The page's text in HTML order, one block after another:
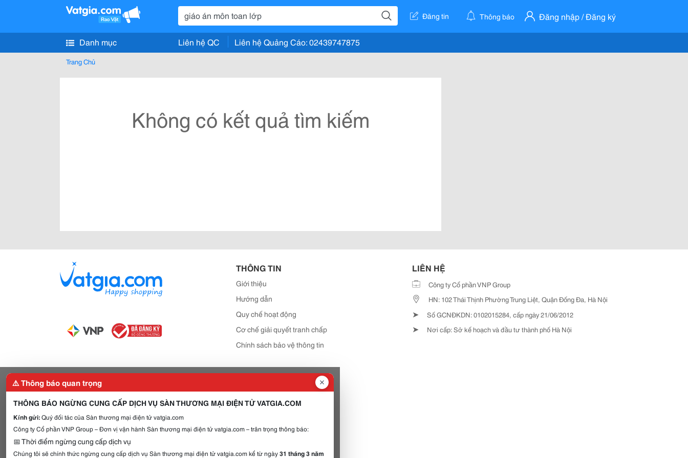
Đăng tin Thông báo Đăng nhập / Đăng ký
Danh mục Liên hệ QC Liên hệ Quảng Cáo: 02439747875
Trang Chủ
Không có kết quả tìm kiếm
THÔNG TIN
Giới thiệu
Hướng dẫn
Quy chế hoạt động
Cơ chế giải quyết tranh chấp
Chính sách bảo vệ thông tin
LIÊN HỆ
Công ty Cổ phần VNP Group
HN: 102 Thái Thịnh Phường Trung Liệt, Quận Đống Đa, Hà Nội
➤ Số GCNĐKDN: 0102015284, cấp ngày 21/06/2012
➤ Nơi cấp: Sở kế hoạch và đầu tư thành phố Hà Nội
⚠️ Thông báo quan trọng
THÔNG BÁO NGỪNG CUNG CẤP DỊCH VỤ SÀN THƯƠNG MẠI ĐIỆN TỬ VATGIA.COM
Kính gửi:Quý đối tác của Sàn thương mại điện tử vatgia.com
Công ty Cổ phần VNP Group – Đơn vị vận hành Sàn thương mại điện tử vatgia.com – trân trọng thông báo:
📅 Thời điểm ngừng cung cấp dịch vụ
Chúng tôi sẽ chính thức ngừng cung cấp dịch vụ Sàn thương mại điện tử vatgia.com kể từ ngày31 tháng 3 năm